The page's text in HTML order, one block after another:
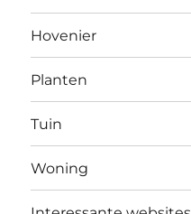
Hovenier
Planten
Tuin
Woning